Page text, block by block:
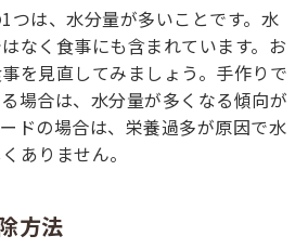
つは、水分量が多いことです。水
なく食事にも含まれています。お
を見直してみましょう。手作りで
場合は、水分量が多くなる傾向が
ドの場合は、栄養過多が原因で水
ありません。
方法